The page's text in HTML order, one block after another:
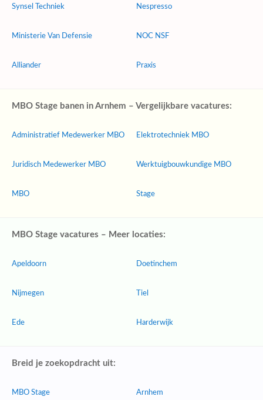
Synsel Techniek
Ministerie Van Defensie
Alliander
Nespresso
NOC NSF
Praxis
MBO Stage banen in Arnhem – Vergelijkbare vacatures:
Administratief Medewerker MBO
Juridisch Medewerker MBO
MBO
Elektrotechniek MBO
Werktuigbouwkundige MBO
Stage
MBO Stage vacatures – Meer locaties:
Apeldoorn
Nijmegen
Ede
Doetinchem
Tiel
Harderwijk
Breid je zoekopdracht uit:
MBO Stage Arnhem